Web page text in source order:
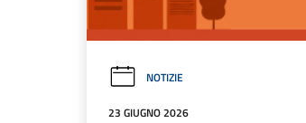
NOTIZIE
23 GIUGNO 2026